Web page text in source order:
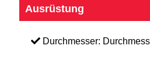
Ausrüstung
Durchmesser: